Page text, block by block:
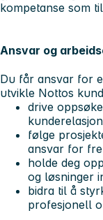
kompetanse som
Ansvar og
Du får ansvar for
utvikle Nottos
drive
følge
ansvar for
holde deg
og løsninger
bidra til å
profesjonell